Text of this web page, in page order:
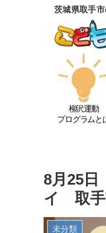
茨城県取手
柳沢運動
プログラムと
8月25
イ 取
未分類